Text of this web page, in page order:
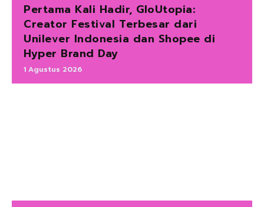
Pertama Kali Hadir, GloUtopia:
Creator Festival Terbesar dari
Unilever Indonesia dan Shopee di
Hyper Brand Day
1 Agustus 2026